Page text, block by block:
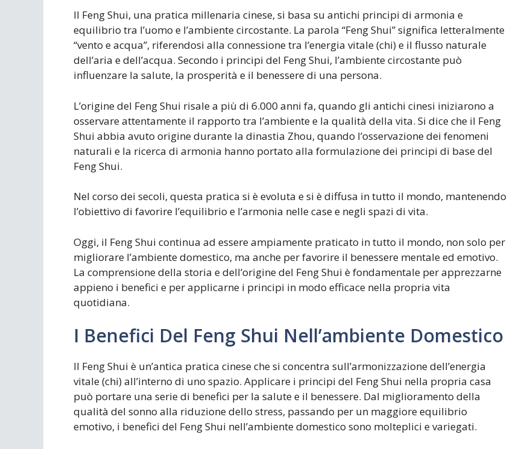
Il Feng Shui, una pratica millenaria cinese, si basa su antichi principi di armonia e
equilibrio tra l’uomo e l’ambiente circostante. La parola “Feng Shui” significa letteralmente
“vento e acqua”, riferendosi alla connessione tra l’energia vitale (chi) e il flusso naturale
dell’aria e dell’acqua. Secondo i principi del Feng Shui, l’ambiente circostante può
influenzare la salute, la prosperità e il benessere di una persona.
L’origine del Feng Shui risale a più di 6.000 anni fa, quando gli antichi cinesi iniziarono a
osservare attentamente il rapporto tra l’ambiente e la qualità della vita. Si dice che il Feng
Shui abbia avuto origine durante la dinastia Zhou, quando l’osservazione dei fenomeni
naturali e la ricerca di armonia hanno portato alla formulazione dei principi di base del
Feng Shui.
Nel corso dei secoli, questa pratica si è evoluta e si è diffusa in tutto il mondo, mantenendo
l’obiettivo di favorire l’equilibrio e l’armonia nelle case e negli spazi di vita.
Oggi, il Feng Shui continua ad essere ampiamente praticato in tutto il mondo, non solo per
migliorare l’ambiente domestico, ma anche per favorire il benessere mentale ed emotivo.
La comprensione della storia e dell’origine del Feng Shui è fondamentale per apprezzarne
appieno i benefici e per applicarne i principi in modo efficace nella propria vita
quotidiana.
I Benefici Del Feng Shui Nell’ambiente Domestico
Il Feng Shui è un’antica pratica cinese che si concentra sull’armonizzazione dell’energia
vitale (chi) all’interno di uno spazio. Applicare i principi del Feng Shui nella propria casa
può portare una serie di benefici per la salute e il benessere. Dal miglioramento della
qualità del sonno alla riduzione dello stress, passando per un maggiore equilibrio
emotivo, i benefici del Feng Shui nell’ambiente domestico sono molteplici e variegati.